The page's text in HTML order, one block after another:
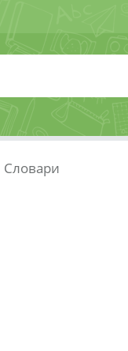
Словари